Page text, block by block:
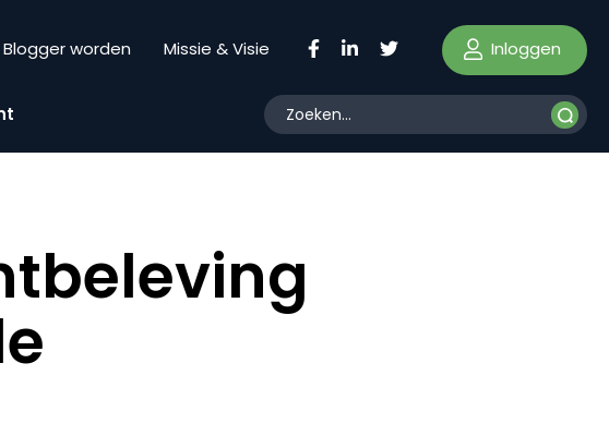
Blogger worden Missie & Visie Inloggen